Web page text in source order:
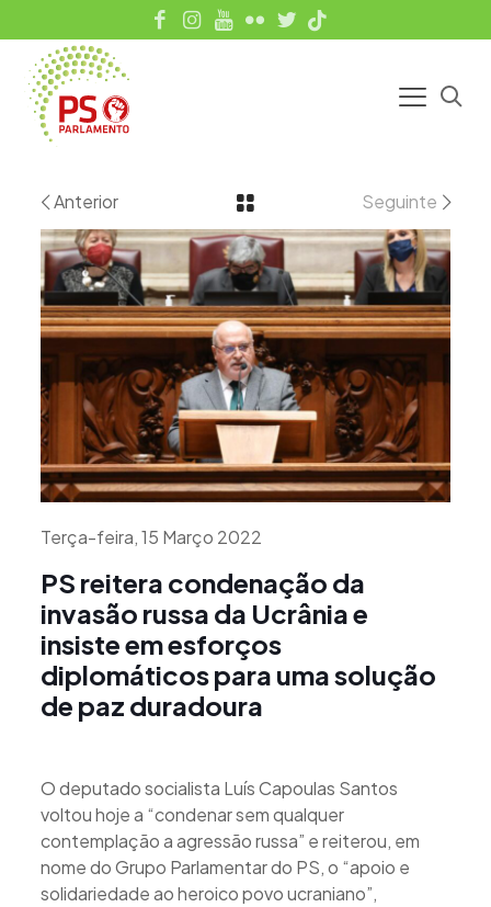
Anterior Seguinte
Terça-feira, 15 Março 2022
PS reitera condenação da
invasão russa da Ucrânia e
insiste em esforços
diplomáticos para uma solução
de paz duradoura
O deputado socialista Luís Capoulas Santos
voltou hoje a “condenar sem qualquer
contemplação a agressão russa” e reiterou, em
nome do Grupo Parlamentar do PS, o “apoio e
solidariedade ao heroico povo ucraniano”,